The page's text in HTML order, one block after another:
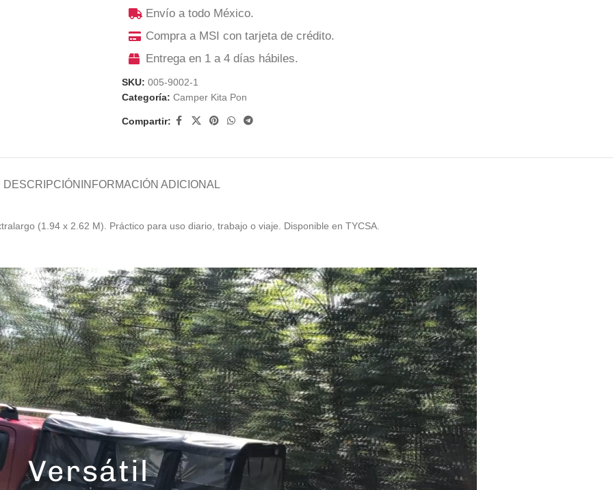
Envío a todo México.
Compra a MSI con tarjeta de crédito.
Entrega en 1 a 4 días hábiles.
SKU: 005-9002-1
Categoría: Camper Kita Pon
Compartir:
DESCRIPCIÓN INFORMACIÓN ADICIONAL
(1.94 x 2.62 M). Práctico para uso diario, trabajo o viaje. Disponible en TYCSA.
Versátil